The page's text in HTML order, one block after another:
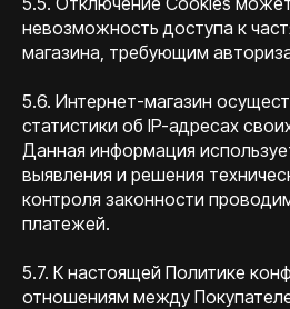
невозможность доступа к
магазина, требующим
5.6. Интернет-магазин
статистики об IP-адресах
Данная информация
выявления и решения
контроля законности
платежей.
5.7. К настоящей Политике
отношениям между